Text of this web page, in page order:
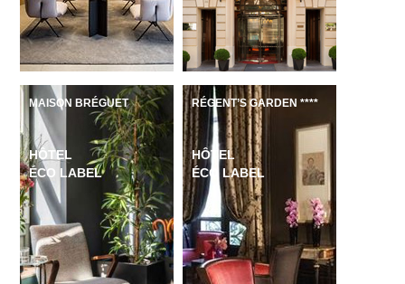
MAISON BRÉGUET
HÔTEL
ÉCO LABEL
RÉGENT’S GARDEN ****
HÔTEL
ÉCO LABEL